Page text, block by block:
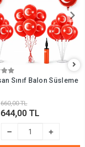
Sınıf Balon Süsleme
660,00 TL
644,00 TL